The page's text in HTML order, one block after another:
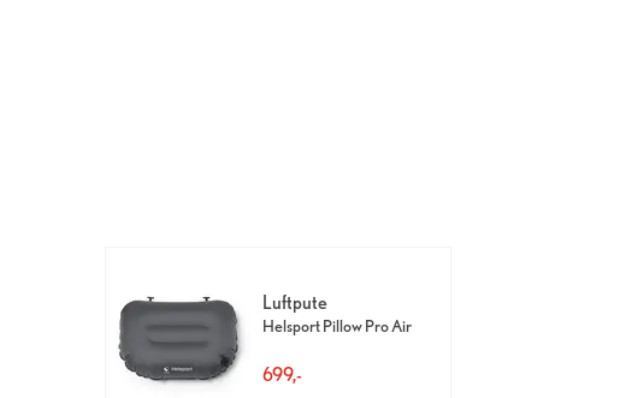
Luftpute
Helsport Pillow Pro Air
699,-